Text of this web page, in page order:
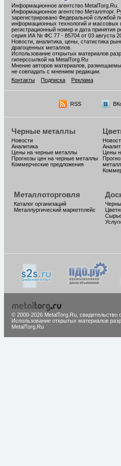
Информационное агентство MetalTorg.Ru
Информационное агентство Металлторг.
зарегистрировано Федеральной службой
информационных технологий и массовых
регистрационный номер и дата принятия
серия ИА № ФС 77 - 85704 от 03 августа
Новости, аналитика, цены, статистика
драгоценных металлов.
Использование открытых материалов
гиперссылкой на MetalTorg.Ru
Мнение авторов материалов,
не совпадать с мнением редакции.
Контакты
Подписка Реклама
RSS
Черные металлы
Новости
Аналитика
Цены на черные металлы
Прогнозы цен на черные металлы
Коммерческие предложения
Цены
Металлоторговля
Каталог организаций
Металлургический маркетплейс
© 2000-2026 MetalTorg.Ru,
Использование открытых материалов
MetalTorg.Ru